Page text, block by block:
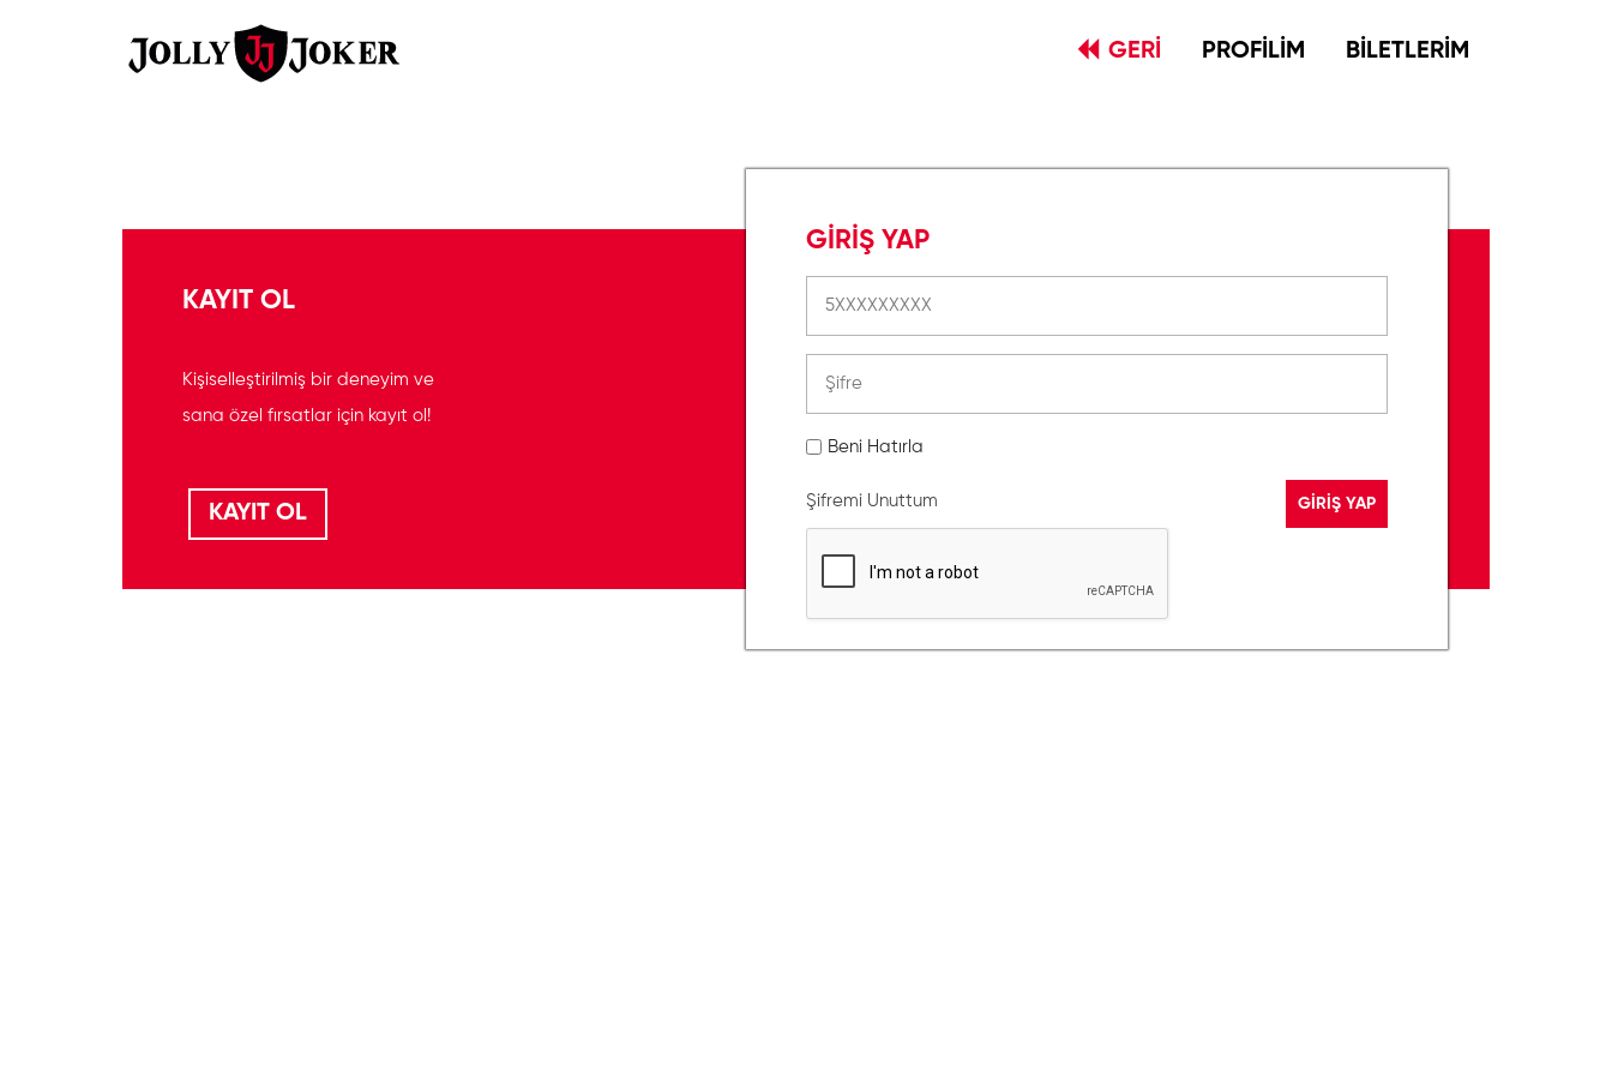
GERİ PROFİLİM BİLETLERİM
GİRİŞ YAP
Beni Hatırla
Şifremi Unuttum
KAYIT OL
Kişiselleştirilmiş bir deneyim ve
sana özel fırsatlar için kayıt ol!
KAYIT OL